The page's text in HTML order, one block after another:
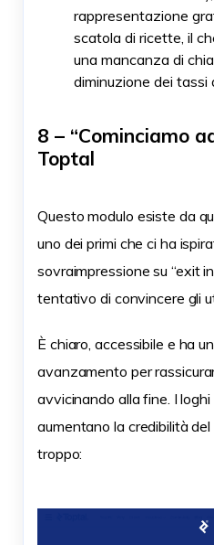
rappresentazione
scatola di ricette, il
una mancanza di
diminuzione dei tassi
8 – “Cominciamo
Toptal
Questo modulo esiste da
uno dei primi che ci ha
sovraimpressione su “exit
tentativo di convincere gli
È chiaro, accessibile e ha
avanzamento per
avvicinando alla fine. I
aumentano la credibilità
troppo: